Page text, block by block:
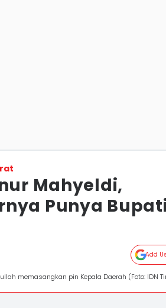
Mahyeldi,
Punya
Add
memasangkan pin Kepala Daerah (Foto: IDN